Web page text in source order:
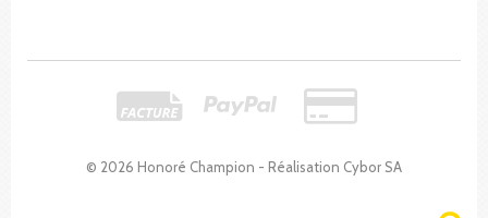
© 2026 Honoré Champion - Réalisation Cybor SA